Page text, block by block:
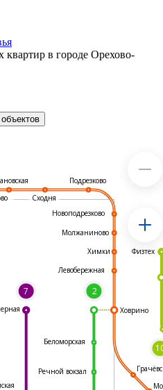
в городе Орехово-
7 2
Сходня
Подрезково
Новоподрезково
Молжаниново
Химки
Левобережная
Ховрино
Физтех
Речной вокзал
Беломорская